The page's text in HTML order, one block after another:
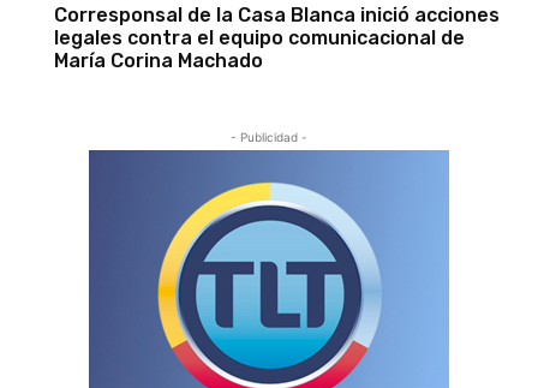
Corresponsal de la Casa Blanca inició acciones
legales contra el equipo comunicacional de
María Corina Machado
- Publicidad -